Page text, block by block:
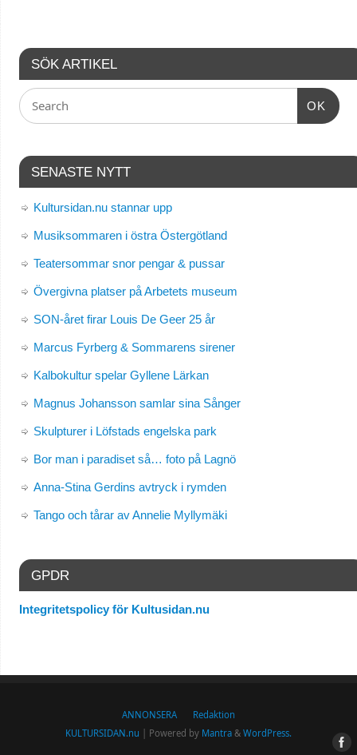
SÖK ARTIKEL
OK
SENASTE NYTT
Kultursidan.nu stannar upp
Musiksommaren i östra Östergötland
Teatersommar snor pengar & pussar
Övergivna platser på Arbetets museum
SON-året firar Louis De Geer 25 år
Marcus Fyrberg & Sommarens sirener
Kalbokultur spelar Gyllene Lärkan
Magnus Johansson samlar sina Sånger
Skulpturer i Löfstads engelska park
Bor man i paradiset så… foto på Lagnö
Anna-Stina Gerdins avtryck i rymden
Tango och tårar av Annelie Myllymäki
GPDR
Integritetspolicy för Kultusidan.nu
ANNONSERA
Redaktion
KULTURSIDAN.nu | Powered by Mantra & WordPress.